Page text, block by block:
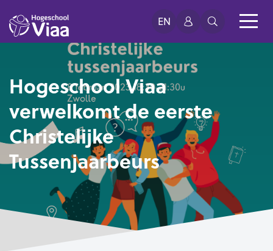
EN
Hogeschool Viaa
verwelkomt de eerste
Christelijke
Tussenjaarbeurs